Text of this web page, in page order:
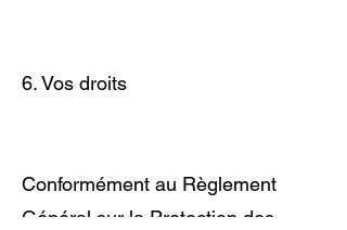
6. Vos droits
Conformément au Règlement
Général sur la Protection des